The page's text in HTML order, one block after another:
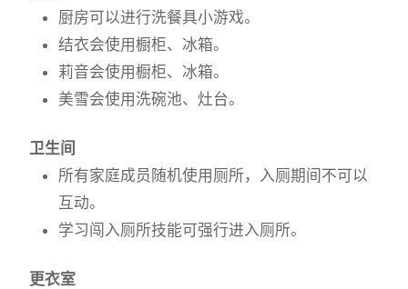
厨房可以进行洗餐具小游戏。
结衣会使用橱柜、冰箱。
莉音会使用橱柜、冰箱。
美雪会使用洗碗池、灶台。
卫生间
所有家庭成员随机使用厕所，入厕期间不可以
互动。
学习闯入厕所技能可强行进入厕所。
更衣室